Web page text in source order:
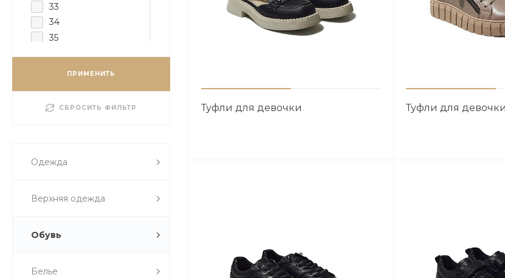
33
34
35
40
ПРИМЕНИТЬ
СБРОСИТЬ ФИЛЬТР
Одежда
Верхняя одежда
Обувь
Белье
Туфли для девочки Туфли для девочки